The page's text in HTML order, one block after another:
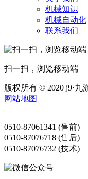
机械知识
机械自动化
联系我们
扫一扫，浏览移动端
版权所有 © 2020 j9·九
网站地图
0510-87061341 (售前)
0510-87076718 (售后)
0510-87076732 (技术)